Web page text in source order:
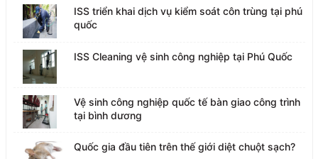
ISS triển khai dịch vụ kiểm soát côn trùng tại phú
quốc
ISS Cleaning vệ sinh công nghiệp tại Phú Quốc
Vệ sinh công nghiệp quốc tế bàn giao công trình
tại bình dương
Quốc gia đầu tiên trên thế giới diệt chuột sạch?